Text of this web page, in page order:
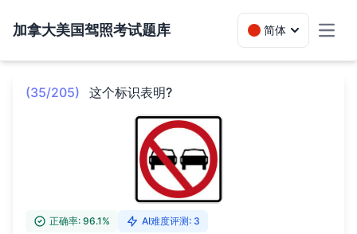
加拿大美国驾照考试题库 简体
(35/205) 这个标识表明?
正确率: 96.1% AI难度评测: 3